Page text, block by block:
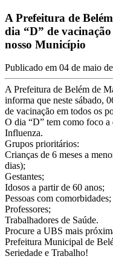
A Prefeitura de
dia “D” de vacinação
nosso Município
Publicado em 04 de maio
A Prefeitura de Belém de
informa que neste sábado,
de vacinação em todos os
O dia “D” tem como foco a
Influenza.
Grupos prioritários:
Crianças de 6 meses a
dias);
Gestantes;
Idosos a partir de 60 anos;
Pessoas com comorbidades;
Professores;
Trabalhadores de Saúde.
Procure a UBS mais
Prefeitura Municipal de
Seriedade e Trabalho!